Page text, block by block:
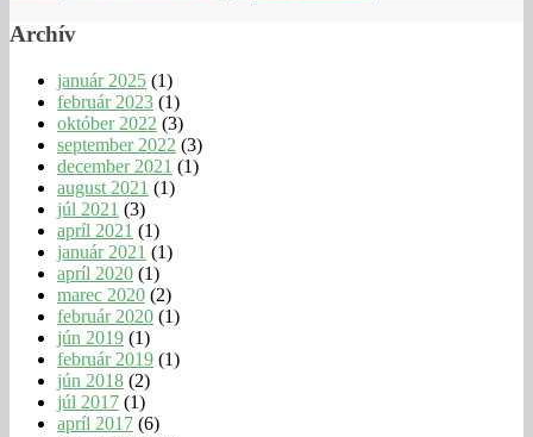
Archív
január 2025 (1)
február 2023 (1)
október 2022 (3)
september 2022 (3)
december 2021 (1)
august 2021 (1)
júl 2021 (3)
apríl 2021 (1)
január 2021 (1)
apríl 2020 (1)
marec 2020 (2)
február 2020 (1)
jún 2019 (1)
február 2019 (1)
jún 2018 (2)
júl 2017 (1)
apríl 2017 (6)